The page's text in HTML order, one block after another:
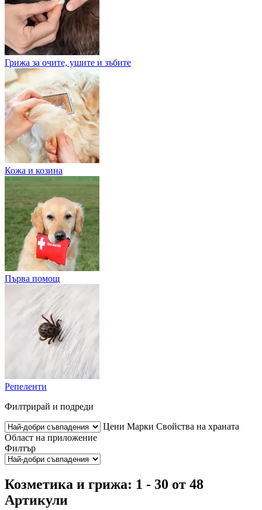
Грижа за очите, ушите и зъбите
Кожа и козина
Първа помощ
Репеленти
Филтрирай и подреди
Цени Марки Свойства на храната
Област на приложение
Филтър
Козметика и грижа: 1 - 30 от 48
Артикули